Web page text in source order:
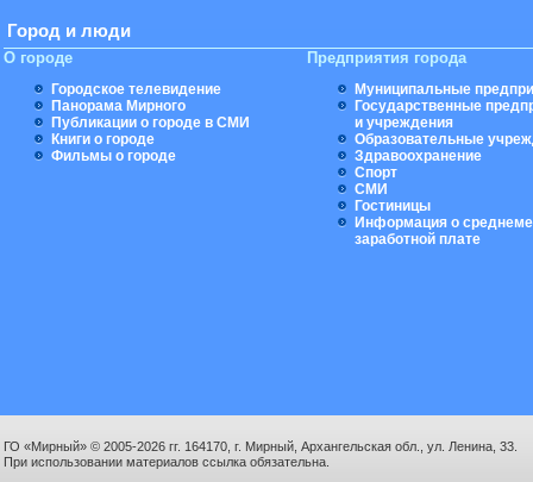
Город и люди
О городе
Городское телевидение
Панорама Мирного
Публикации о городе в СМИ
Книги о городе
Фильмы о городе
Предприятия города
Муниципальные
Государственные
и учреждения
Образовательные
Здравоохранение
Спорт
СМИ
Гостиницы
Информация о
заработной плате
ГО «Мирный» © 2005-2026 гг. 164170, г. Мирный, Архангельская обл., ул. Ленина, 33.
При использовании материалов ссылка обязательна.